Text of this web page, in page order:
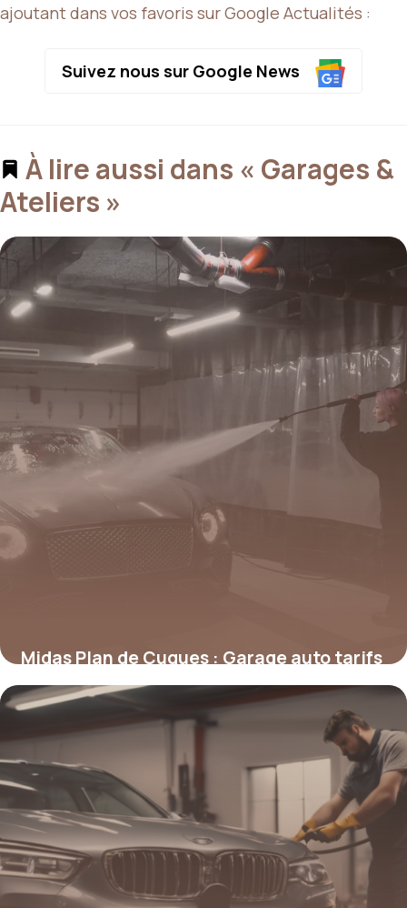
ajoutant dans vos favoris sur Google Actualités :
Suivez nous sur Google News
À lire aussi dans « Garages &
Ateliers »
Midas Plan de Cuques : Garage auto tarifs
12 mai 2026